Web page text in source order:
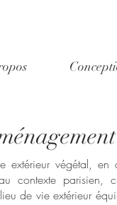
végétal, en
contexte
de vie extérieur